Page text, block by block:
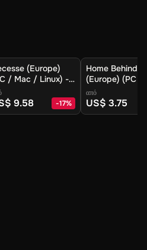
(Europe)
/ Mac / Linux) -
- Digital Key
9.58 -17%
Home Behind
(Europe) (PC /
Linux) - Steam
Digital Key
από
US$ 3.75